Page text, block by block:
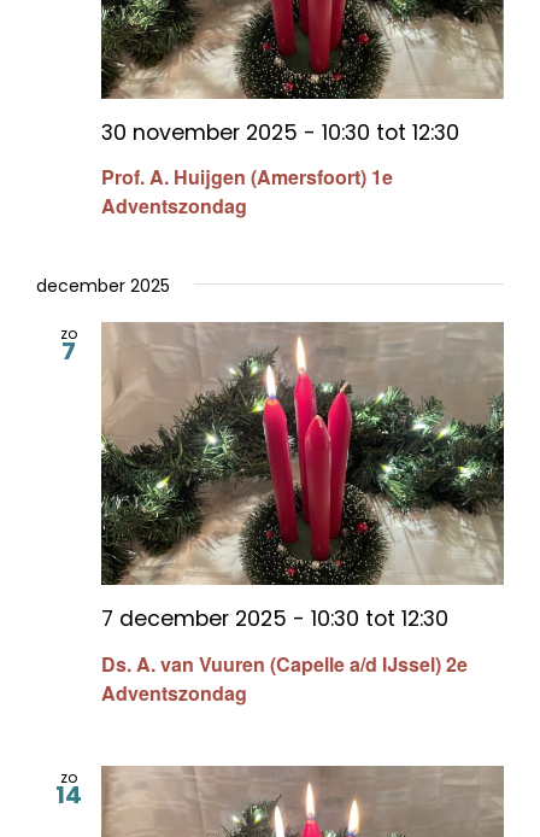
Prof. A. Huijgen (Amersfoort) 1e
Adventszondag
30 november 2025 - 10:30 tot 12:30
december 2025
zo
7
Ds. A. van Vuuren (Capelle a/d IJssel) 2e
Adventszondag
7 december 2025 - 10:30 tot 12:30
zo
14